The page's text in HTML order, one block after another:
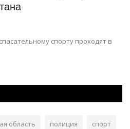
спорту проходят в
область полиция спорт